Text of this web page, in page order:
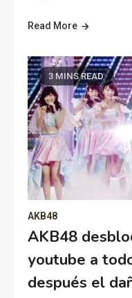
Read More
3 MINS READ
AKB48
AKB48
youtube a
después el